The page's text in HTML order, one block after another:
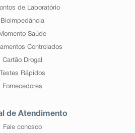
de Laboratório
Bioimpedância
Momento Saúde
Controlados
Cartão Drogal
Testes Rápidos
Fornecedores
de Atendimento
Fale conosco